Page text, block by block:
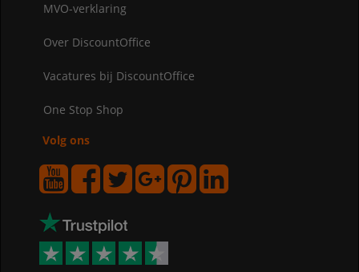
MVO-verklaring
Over DiscountOffice
Vacatures bij DiscountOffice
One Stop Shop
Volg ons